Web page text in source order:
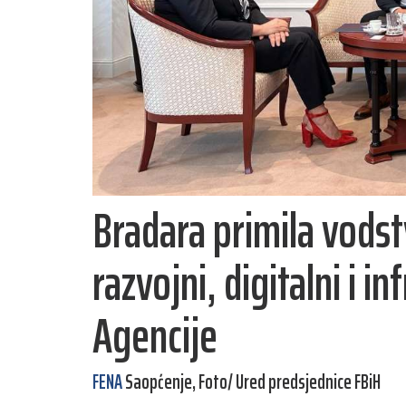
Bradara primila
razvojni, digitalni i
Agencije
FENASaopćenje, Foto/ Ured predsjednice FBiH